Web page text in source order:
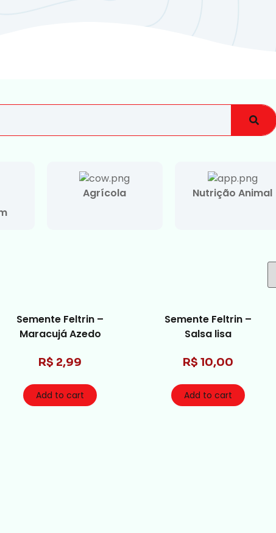
Agrícola Nutrição Animal
Semente Feltrin –
Maracujá Azedo
R$ 2,99
Add to cart
Semente Feltrin –
Salsa lisa
R$ 10,00
Add to cart